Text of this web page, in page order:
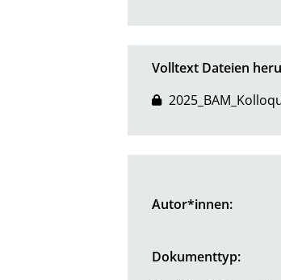
Volltext Dateien
Autor*innen:
Dokumenttyp: